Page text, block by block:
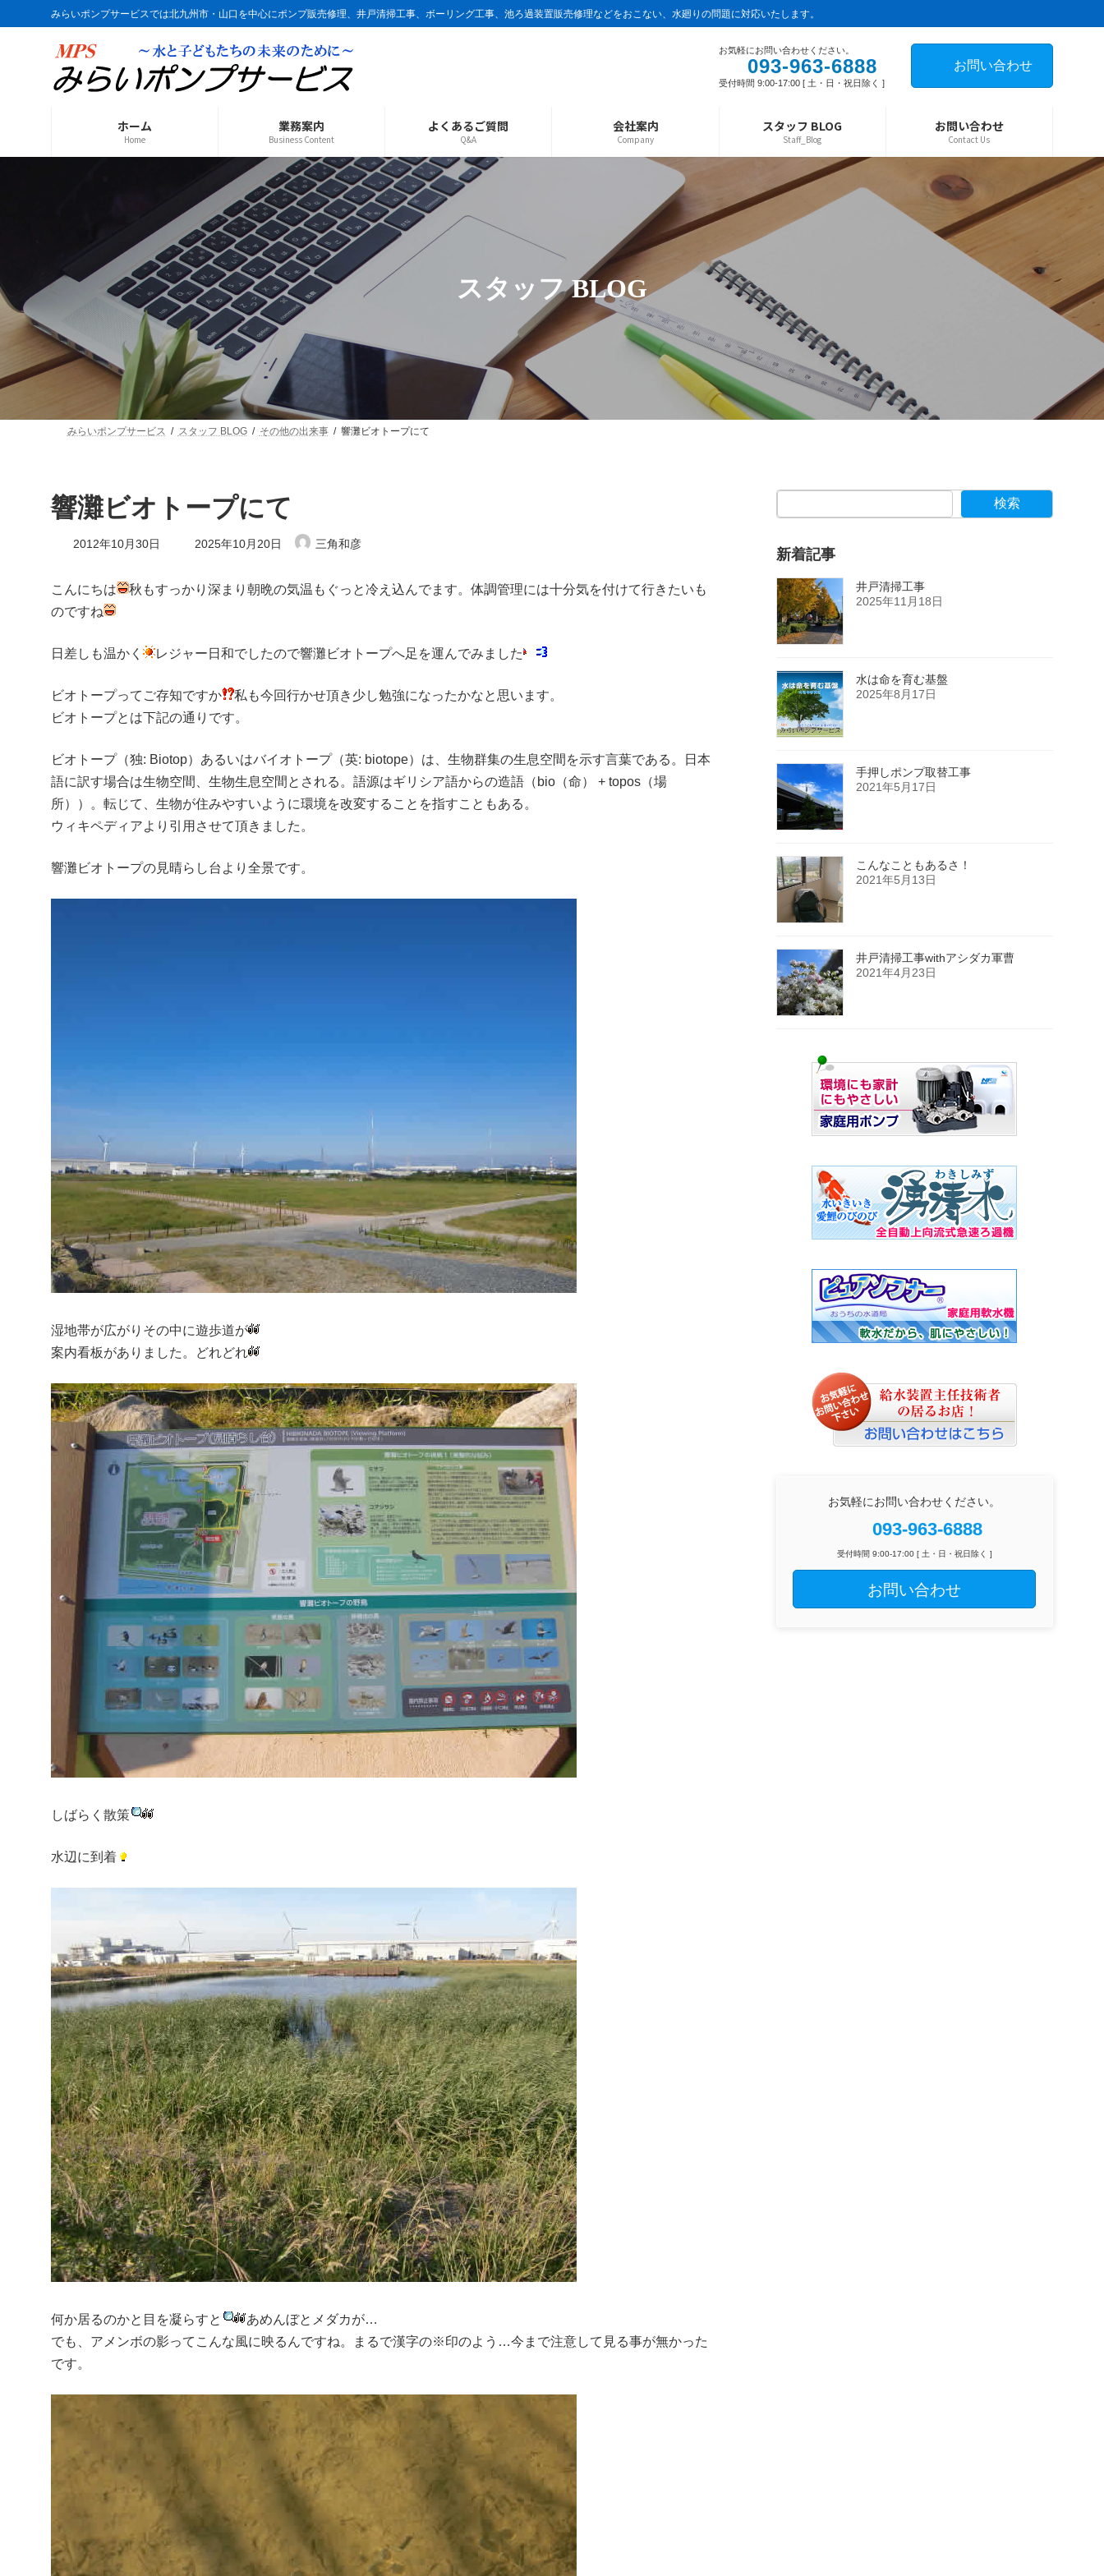
ン
ビ
みらいポンプサービスでは北九州市・山口を中心にポンプ販売修理、井戸清掃工事、ボーリング工事、池ろ過装置販売修理などをおこない、水廻りの問題に対応いたします。
お気軽にお問い合わせください。
093-963-6888
受付時間 9:00-17:00 [ 土・日・祝日除く ]
お問い合わせ
ホーム
Home
業務案内
Business Content
よくあるご質問
Q&A
会社案内
Company
スタッフ BLOG
Staff_Blog
お問い合わせ
Contact Us
スタッフ BLOG
みらいポンプサービス スタッフ BLOG その他の出来事 響灘ビオトープにて
響灘ビオトープにて
2012年10月30日
最
終
新
日
2025年10月20日 三角和彦
こんにちは
秋もすっかり深まり朝晩の気温もぐっと冷え込んでます。体調管理には十分気を付けて行きたいも
のですね
日差しも温かく レジャー日和でしたので響灘ビオトープへ足を運んでみました
ビオトープってご存知ですか
私も今回行かせ頂き少し勉強になったかなと思います。
ビオトープとは下記の通りです。
ビオトープ（独: Biotop）あるいはバイオトープ（英: biotope）は、生物群集の生息空間を示す言葉である。日本
語に訳す場合は生物空間、生物生息空間とされる。語源はギリシア語からの造語（bio（命） + topos（場
所））。転じて、生物が住みやすいように環境を改変することを指すこともある。
ウィキペディアより引用させて頂きました。
響灘ビオトープの見晴らし台より全景です。
湿地帯が広がりその中に遊歩道が
案内看板がありました。どれどれ
しばらく散策
水辺に到着
何か居るのかと目を凝らすと
あめんぼとメダカが…
でも、アメンボの影ってこんな風に映るんですね。まるで漢字の※印のよう…今まで注意して見る事が無かった
です。
検索
新着記事
井戸清掃工事
2025年11月18日
水は命を育む基盤
2025年8月17日
手押しポンプ取替工事
2021年5月17日
こんなこともあるさ！
2021年5月13日
井戸清掃工事withアシダカ軍曹
2021年4月23日
お気軽にお問い合わせください。
093-963-6888
受付時間 9:00-17:00 [ 土・日・祝日除く ]
お問い合わせ